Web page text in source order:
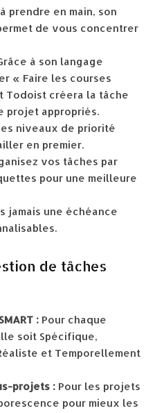
prendre en main, son
de vous concentrer
à son langage
« Faire les courses
Todoist créera la tâche
projet appropriés.
niveaux de priorité
en premier.
vos tâches par
pour une meilleure
jamais une échéance
de tâches
: Pour chaque
soit Spécifique,
et Temporellement
projets : Pour les projets
pour mieux les